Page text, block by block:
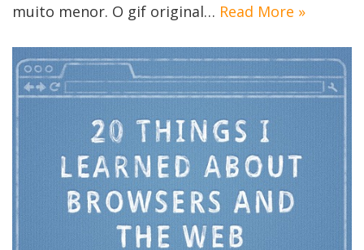
muito menor. O gif original… Read More »